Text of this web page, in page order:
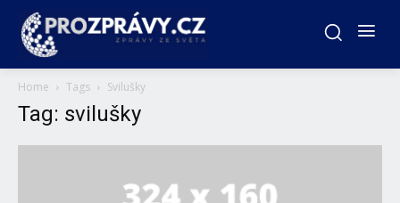
Home Tags Svilušky
Tag: svilušky